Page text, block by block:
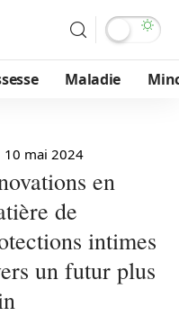
Maladie
10 mai 2024
en
de
intimes
un futur plus